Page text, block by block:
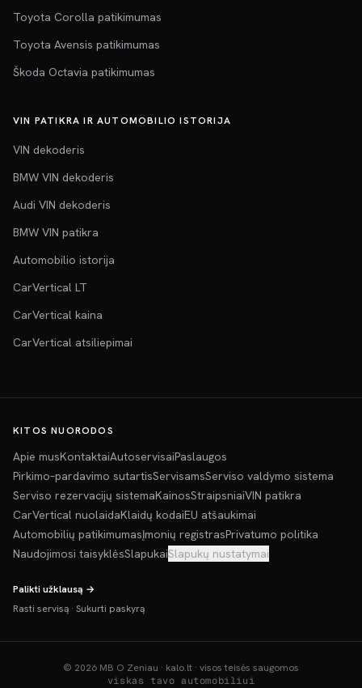
Toyota Corolla patikimumas
Toyota Avensis patikimumas
Škoda Octavia patikimumas
VIN PATIKRA IR AUTOMOBILIO ISTORIJA
VIN dekoderis
BMW VIN dekoderis
Audi VIN dekoderis
BMW VIN patikra
Automobilio istorija
CarVertical LT
CarVertical kaina
CarVertical atsiliepimai
KITOS NUORODOS
Apie musKontaktaiAutoservisaiPaslaugos
Pirkimo–pardavimo sutartisServisamsServiso valdymo sistema
Serviso rezervacijų sistemaKainosStraipsniaiVIN patikra
CarVertical nuolaidaKlaidų kodaiEU atšaukimai
Automobilių patikimumasĮmonių registrasPrivatumo politika
Naudojimosi taisyklėsSlapukaiSlapukų nustatymai
Palikti užklausą →
Rasti servisą · Sukurti paskyrą
© 2026 MB O Zeniau · kalo.lt · visos teisės saugomos
viskas tavo automobiliui